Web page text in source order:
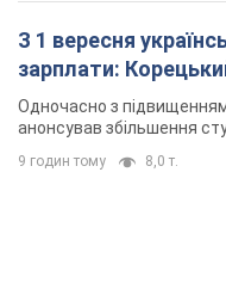
З 1 вересня
зарплати:
Одночасно з
анонсував збільшення
9 годин тому 8,0 т.